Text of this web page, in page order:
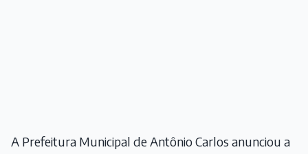
A Prefeitura Municipal de Antônio Carlos anunciou a